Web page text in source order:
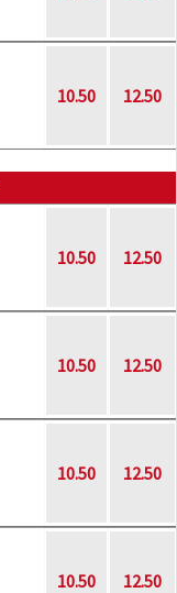
10.50 12.50
10.50 12.50
10.50 12.50
10.50 12.50
10.50 12.50